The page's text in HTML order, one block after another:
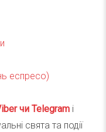
еспресо)
чи Telegram і
свята та події